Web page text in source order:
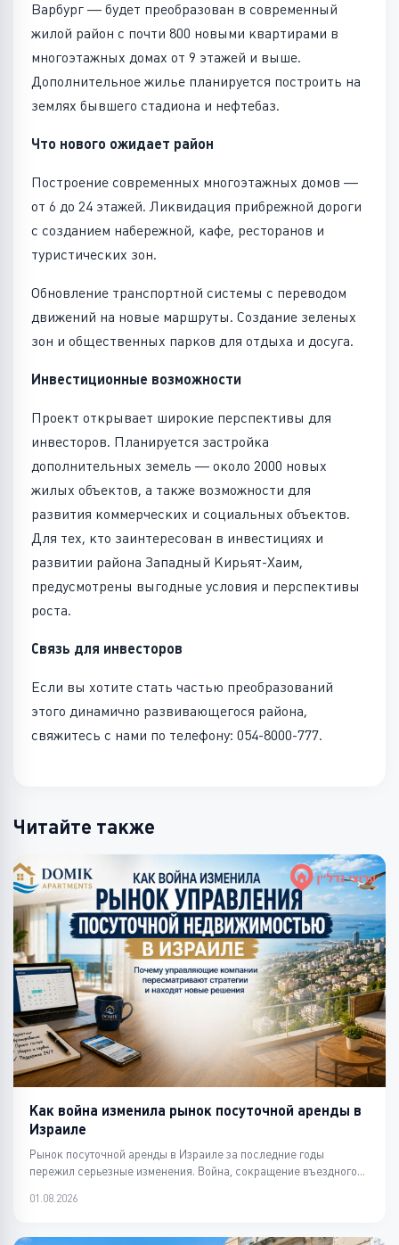
Варбург — будет преобразован в современный
жилой район с почти 800 новыми квартирами в
многоэтажных домах от 9 этажей и выше.
Дополнительное жилье планируется построить на
землях бывшего стадиона и нефтебаз.
Что нового ожидает район
Построение современных многоэтажных домов —
от 6 до 24 этажей. Ликвидация прибрежной дороги
с созданием набережной, кафе, ресторанов и
туристических зон.
Обновление транспортной системы с переводом
движений на новые маршруты. Создание зеленых
зон и общественных парков для отдыха и досуга.
Инвестиционные возможности
Проект открывает широкие перспективы для
инвесторов. Планируется застройка
дополнительных земель — около 2000 новых
жилых объектов, а также возможности для
развития коммерческих и социальных объектов.
Для тех, кто заинтересован в инвестициях и
развитии района Западный Кирьят-Хаим,
предусмотрены выгодные условия и перспективы
роста.
Связь для инвесторов
Если вы хотите стать частью преобразований
этого динамично развивающегося района,
свяжитесь с нами по телефону: 054-8000-777.
Читайте также
Как война изменила рынок посуточной аренды в
Израиле
Рынок посуточной аренды в Израиле за последние годы
пережил серьезные изменения. Война, сокращение въездного
01.08.2026